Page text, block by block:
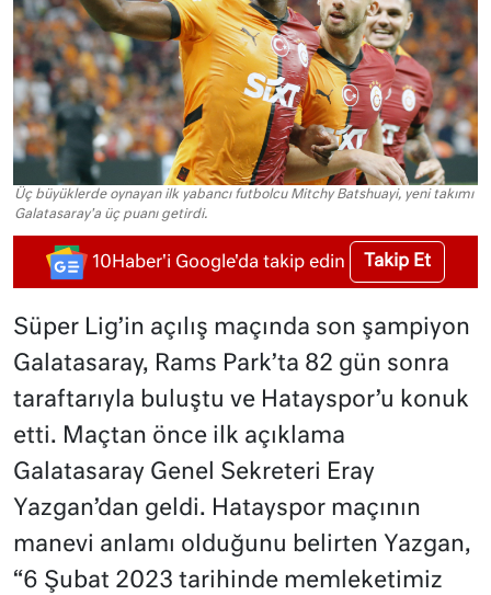
Üç büyüklerde oynayan ilk yabancı futbolcu Mitchy Batshuayi, yeni takımı
Galatasaray'a üç puanı getirdi.
10Haber'i Google'da takip edin Takip Et
Süper Lig’in açılış maçında son şampiyon
Galatasaray, Rams Park’ta 82 gün sonra
taraftarıyla buluştu ve Hatayspor’u konuk
etti. Maçtan önce ilk açıklama
Galatasaray Genel Sekreteri Eray
Yazgan’dan geldi. Hatayspor maçının
manevi anlamı olduğunu belirten Yazgan,
“6 Şubat 2023 tarihinde memleketimiz